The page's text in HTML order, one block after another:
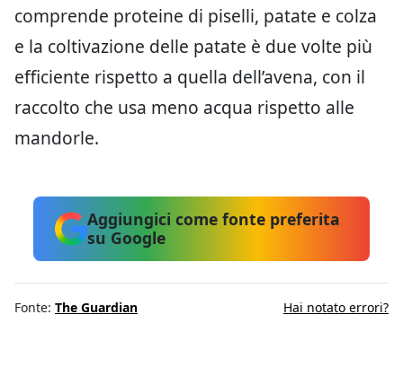
comprende proteine di piselli, patate e colza
e la coltivazione delle patate è due volte più
efficiente rispetto a quella dell’avena, con il
raccolto che usa meno acqua rispetto alle
mandorle.
Aggiungici come fonte preferita
su Google
Fonte: The Guardian Hai notato errori?